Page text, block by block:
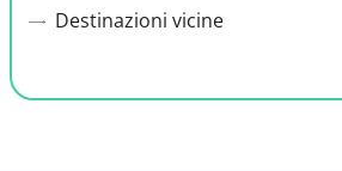
Destinazioni vicine